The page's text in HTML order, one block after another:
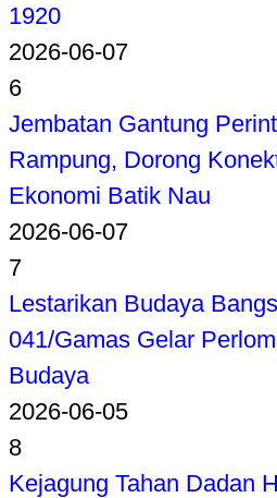
1920
2026-06-07
6
Jembatan Gantung
Rampung, Dorong
Ekonomi Batik Nau
2026-06-07
7
Lestarikan Budaya
041/Gamas Gelar
Budaya
2026-06-05
8
Kejagung Tahan Dadan